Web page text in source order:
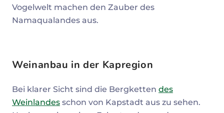
Vogelwelt machen den Zauber des
Namaqualandes aus.
Weinanbau in der Kapregion
Bei klarer Sicht sind die Bergketten des
Weinlandes schon von Kapstadt aus zu sehen.